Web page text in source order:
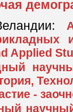
Applied
-